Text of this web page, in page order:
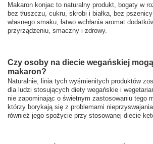
Makaron konjac to naturalny produkt, bogaty w
bez tłuszczu, cukru, skrobi i białka, bez
własnego smaku, łatwo wchłania aromat
przyrządzeniu, smaczny i zdrowy.
Czy osoby na diecie wegańskiej
makaron?
Naturalnie, linia tych wyśmienitych produktów
dla ludzi stosujących diety wegańskie i
nie zapominając o świetnym zastosowaniu tego
którzy borykają się z problemami
również jego spożycie przy stosowanej diecie